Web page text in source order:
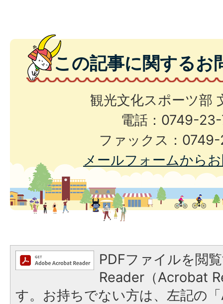
この記事に関するお
観光文化スポーツ部
電話：0749-
ファックス：
メールフォームから
PDFファイルを閲
Reader（Acrobat
す。お持ちでない方は、左記の